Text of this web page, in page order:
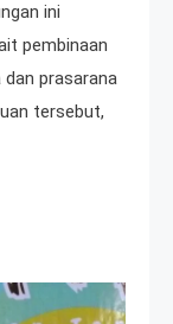
ini
pembinaan
prasarana
tersebut,